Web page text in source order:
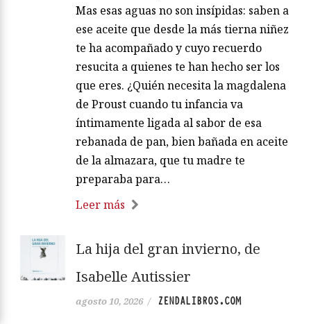
Mas esas aguas no son insípidas: saben a
ese aceite que desde la más tierna niñez
te ha acompañado y cuyo recuerdo
resucita a quienes te han hecho ser los
que eres. ¿Quién necesita la magdalena
de Proust cuando tu infancia va
íntimamente ligada al sabor de esa
rebanada de pan, bien bañada en aceite
de la almazara, que tu madre te
preparaba para…
Leer más
La hija del gran invierno, de
Isabelle Autissier
agosto 10, 2026 / ZENDALIBROS.COM